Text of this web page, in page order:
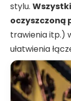
stylu.
oczyszczoną
trawienia itp.)
ułatwienia